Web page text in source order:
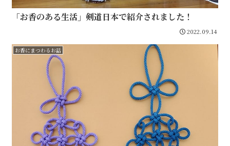
「お香のある生活」剣道日本で紹介されました！
2022.09.14
お香にまつわるお話